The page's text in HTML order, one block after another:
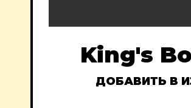
King's
ДОБАВИТЬ В